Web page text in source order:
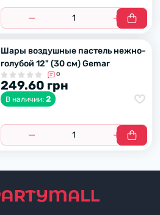
Шары воздушные пастель нежно-
голубой 12" (30 см) Gemar
0
249.60 грн
В наличии: 2